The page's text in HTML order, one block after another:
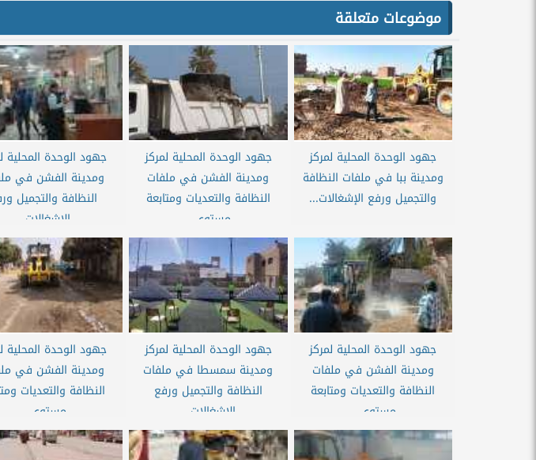
موضوعات متعلقة
جهود الوحدة المحلية لمركز
ومدينة ببا في ملفات النظافة
والتجميل ورفع الإشغالات...
جهود الوحدة المحلية لمركز
ومدينة الفشن في ملفات
النظافة والتعديات ومتابعة
مستوى...
جهود الوحدة المحلية
ومدينة الفشن في
النظافة والتجميل
الإشغالات...
جهود الوحدة المحلية لمركز
ومدينة الفشن في ملفات
النظافة والتعديات ومتابعة
مستوى...
جهود الوحدة المحلية لمركز
ومدينة سمسطا في ملفات
النظافة والتجميل ورفع
الإشغالات...
جهود الوحدة المحلية
ومدينة الفشن في
النظافة والتعديات
مستوى...